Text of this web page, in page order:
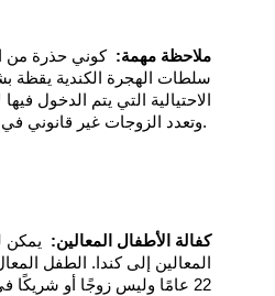
ملاحظة مهمة:
كفالة الأطفال المعالين: